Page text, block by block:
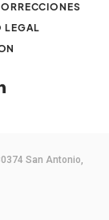
LEGAL
San Antonio,